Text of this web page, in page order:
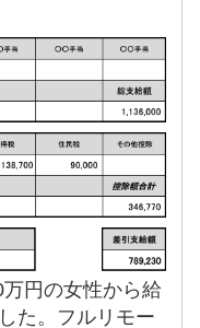
円の女性から給
た。フルリモー